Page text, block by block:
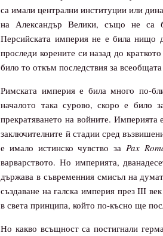
са имали централни институции или
на Александър Велики, също не
Персийската империя не е била нищо
проследи корените си назад до
било то откъм последствия за
Римската империя е била много по-
началото така сурово, скоро е било
прекратяването на войните.
заключителните й стадии сред
е имало истинско чувство заPax
варварството. Но империята,
държава в съвременния смисъл на
създаване на галска империя през III
в света принципа, който по-късно ще
Но какво всъщност са постигнали